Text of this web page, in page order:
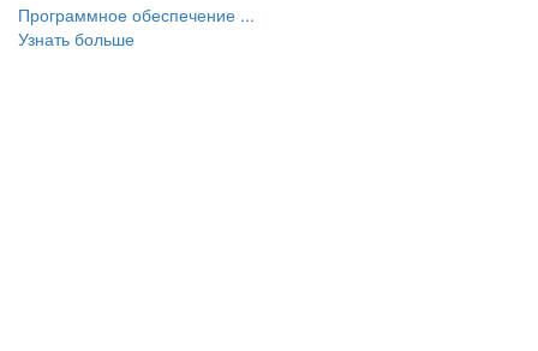
Программное обеспечение ...
Узнать больше